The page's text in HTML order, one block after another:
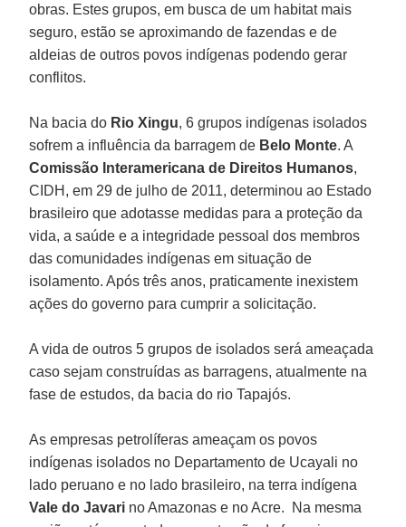
obras. Estes grupos, em busca de um habitat mais
seguro, estão se aproximando de fazendas e de
aldeias de outros povos indígenas podendo gerar
conflitos.
Na bacia do Rio Xingu, 6 grupos indígenas isolados
sofrem a influência da barragem de Belo Monte. A
Comissão Interamericana de Direitos Humanos,
CIDH, em 29 de julho de 2011, determinou ao Estado
brasileiro que adotasse medidas para a proteção da
vida, a saúde e a integridade pessoal dos membros
das comunidades indígenas em situação de
isolamento. Após três anos, praticamente inexistem
ações do governo para cumprir a solicitação.
A vida de outros 5 grupos de isolados será ameaçada
caso sejam construídas as barragens, atualmente na
fase de estudos, da bacia do rio Tapajós.
As empresas petrolíferas ameaçam os povos
indígenas isolados no Departamento de Ucayali no
lado peruano e no lado brasileiro, na terra indígena
Vale do Javari no Amazonas e no Acre. Na mesma